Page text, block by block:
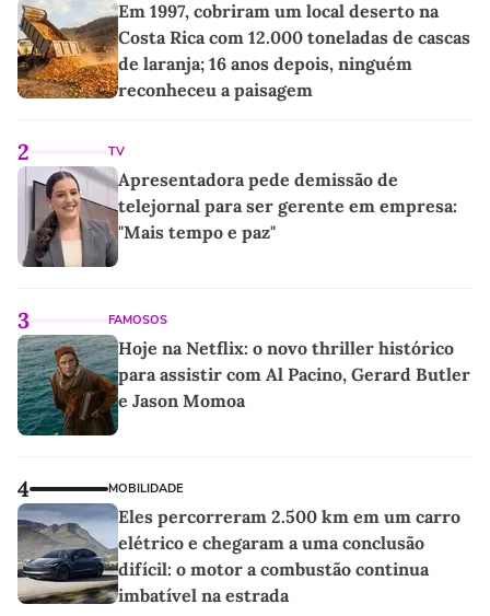
Em 1997, cobriram um local deserto na
Costa Rica com 12.000 toneladas de cascas
de laranja; 16 anos depois, ninguém
reconheceu a paisagem
2 TV
Apresentadora pede demissão de
telejornal para ser gerente em empresa:
"Mais tempo e paz"
3 FAMOSOS
Hoje na Netflix: o novo thriller histórico
para assistir com Al Pacino, Gerard Butler
e Jason Momoa
4 MOBILIDADE
Eles percorreram 2.500 km em um carro
elétrico e chegaram a uma conclusão
difícil: o motor a combustão continua
imbatível na estrada